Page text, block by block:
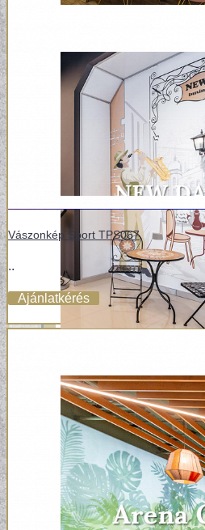
Vászonkép Sport TPS067
..
Ajánlatkérés